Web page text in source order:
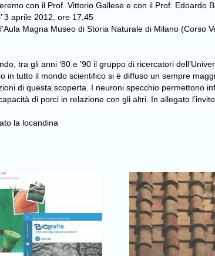
con il Prof. Vittorio Gallese e con il Prof. Edoardo
3 aprile 2012, ore 17,45
Magna Museo di Storia Naturale di Milano (Corso
tra gli anni ‘80 e ’90 il gruppo di ricercatori
in tutto il mondo scientifico si è diffuso un sempre
di questa scoperta. I neuroni specchio permettono
di porci in relazione con gli altri. In allegato l’invito
la locandina